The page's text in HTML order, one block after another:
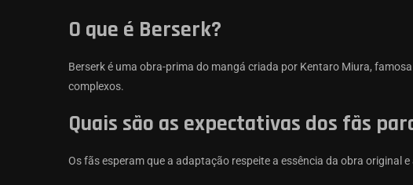
O que é Berserk?
Berserk é uma obra-prima do mangá criada por Kentaro Miura,
complexos.
Quais são as expectativas dos fãs
Os fãs esperam que a adaptação respeite a essência da obra original